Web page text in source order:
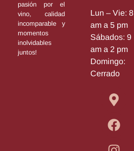
pasión por el
vino, calidad
incomparable y
momentos
inolvidables
juntos!
Lun – Vie: 8
am a 5 pm
Sábados: 9
am a 2 pm
Domingo:
Cerrado